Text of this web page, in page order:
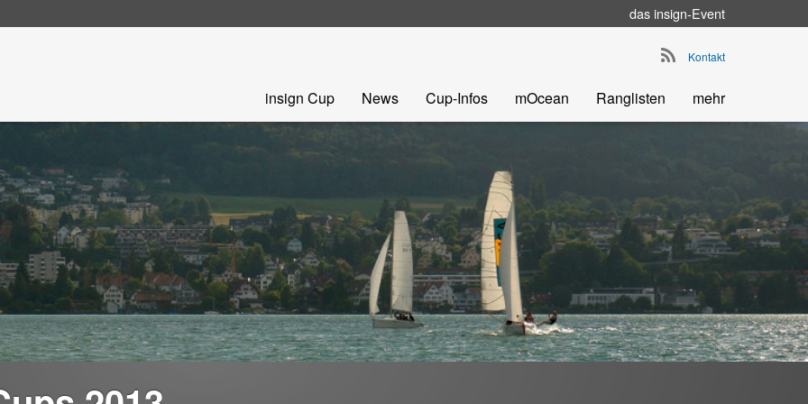
dasinsign-Event
Kontakt
Skip
content
insign Cup News Cup-Infos mOcean Ranglisten mehr